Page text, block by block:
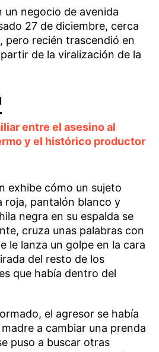
un negocio de avenida
27 de diciembre, cerca
pero recién trascendió en
de la viralización de la
entre el asesino al
y el histórico productor
exhibe cómo un sujeto
roja, pantalón blanco y
negra en su espalda se
cruza unas palabras con
le lanza un golpe en la cara
del resto de los
que había dentro del
el agresor se había
a cambiar una prenda
puso a buscar otras